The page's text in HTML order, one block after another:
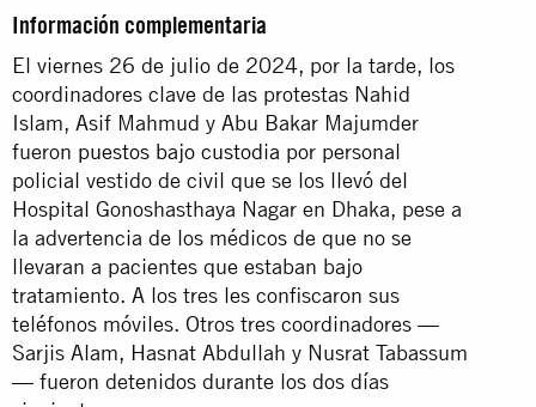
Información complementaria
El viernes 26 de julio de 2024, por la tarde, los
coordinadores clave de las protestas Nahid
Islam, Asif Mahmud y Abu Bakar Majumder
fueron puestos bajo custodia por personal
policial vestido de civil que se los llevó del
Hospital Gonoshasthaya Nagar en Dhaka, pese a
la advertencia de los médicos de que no se
llevaran a pacientes que estaban bajo
tratamiento. A los tres les confiscaron sus
teléfonos móviles. Otros tres coordinadores —
Sarjis Alam, Hasnat Abdullah y Nusrat Tabassum
— fueron detenidos durante los dos días